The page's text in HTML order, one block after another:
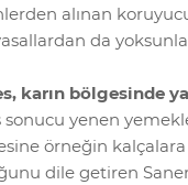
alınan
da
karın bölgesinde
sonucu yenen
örneğin
dile getiren